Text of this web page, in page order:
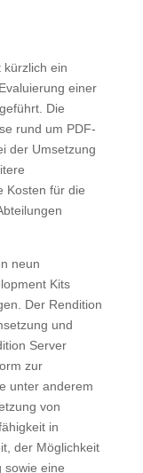
kürzlich ein
einer
Die
rund um PDF-
der Umsetzung
Kosten für die
neun
Kits
Der Rendition
und
Server
zur
unter anderem
von
in
der Möglichkeit
sowie eine